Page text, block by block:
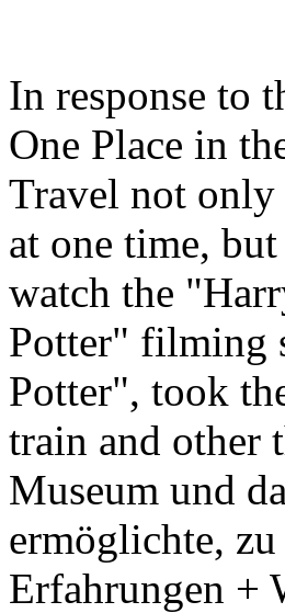
In response to
One Place in
Travel not only
at one time,
watch the
Potter" filming
Potter", took
train and other
Museum und
ermöglichte,
Erfahrungen +